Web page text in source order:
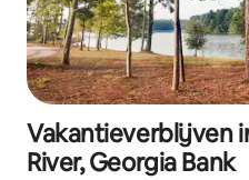
Vakantieverblijven
River, Georgia Bank